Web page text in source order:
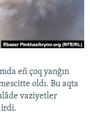
eñ çoq yanğın
oldı. Bu aqta
vaziyetler